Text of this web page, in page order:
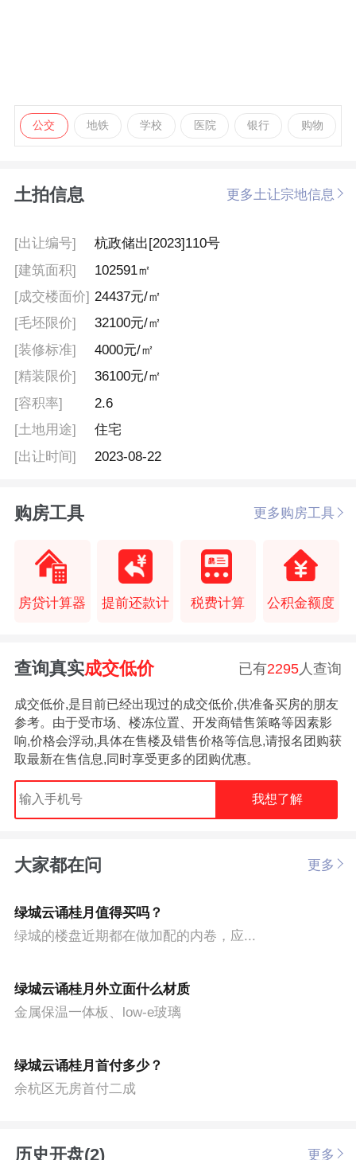
公交 地铁 学校 医院 银行 购物
土拍信息 更多土让宗地信息
[出让编号]
杭政储出[2023]110号
[建筑面积]
102591㎡
[成交楼面价] 24437元/㎡
[毛坯限价]
32100元/㎡
[装修标准]
4000元/㎡
[精装限价]
36100元/㎡
[容积率]
2.6
[土地用途]
住宅
[出让时间]
2023-08-22
购房工具 更多购房工具
房贷计算器 提前还款计 税费计算 公积金额度
查询真实成交低价 已有2295人查询
成交低价,是目前已经出现过的成交低价,供准备买房的朋友
参考。由于受市场、楼冻位置、开发商错售策略等因素影
响,价格会浮动,具体在售楼及错售价格等信息,请报名团购获
取最新在售信息,同时享受更多的团购优惠。
我想了解
大家都在问 更多
绿城云诵桂月值得买吗？
绿城的楼盘近期都在做加配的内卷，应...
绿城云诵桂月外立面什么材质
金属保温一体板、low-e玻璃
绿城云诵桂月首付多少？
余杭区无房首付二成
历史开盘(2) 更多